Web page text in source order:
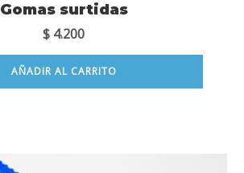
Gomas surtidas
$ 4.200
AÑADIR AL CARRITO